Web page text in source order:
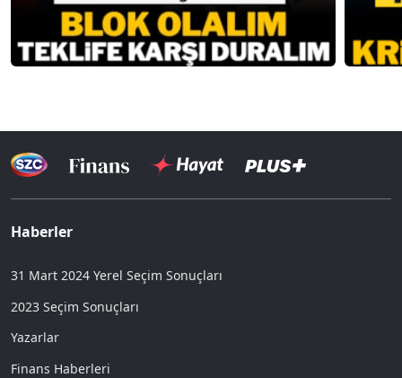
Haberler
31 Mart 2024 Yerel Seçim Sonuçları
2023 Seçim Sonuçları
Yazarlar
Finans Haberleri